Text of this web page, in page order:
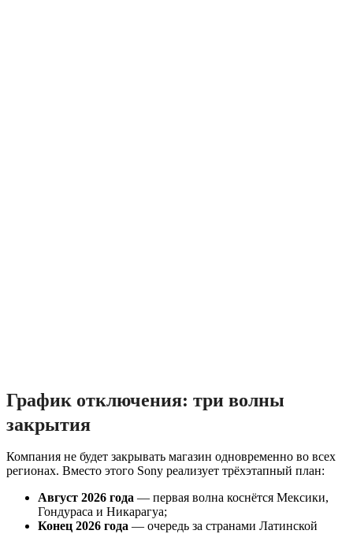
График отключения: три волны
закрытия
Компания не будет закрывать магазин одновременно во всех
регионах. Вместо этого Sony реализует трёхэтапный план:
Август 2026 года — первая волна коснётся Мексики,
Гондураса и Никарагуа;
Конец 2026 года — очередь за странами Латинской